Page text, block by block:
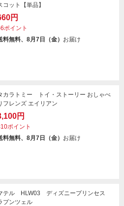
コット【単品】
円
ポイント
料無料、8月7日（金） お届け
カラトミー トイ・ストーリー おしゃべ
フレンズ エイリアン
円
ポイント
料無料、8月7日（金） お届け
テル HLW03 ディズニープリンセス
プンツェル